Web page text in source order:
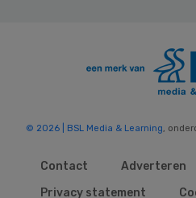
© 2026 | BSL Media & Learning ,
Contact
Adverteren
Privacy statement